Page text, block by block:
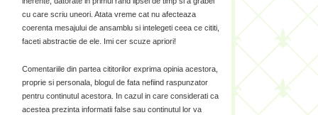
cu care scriu uneori. Atata vreme cat nu afecteaza
coerenta mesajului de ansamblu si intelegeti ceea ce cititi,
faceti abstractie de ele. Imi cer scuze apriori!
Comentariile din partea cititorilor exprima opinia acestora,
proprie si personala, blogul de fata nefiind raspunzator
pentru continutul acestora. In cazul in care considerati ca
acestea prezinta informatii false sau continutul lor va